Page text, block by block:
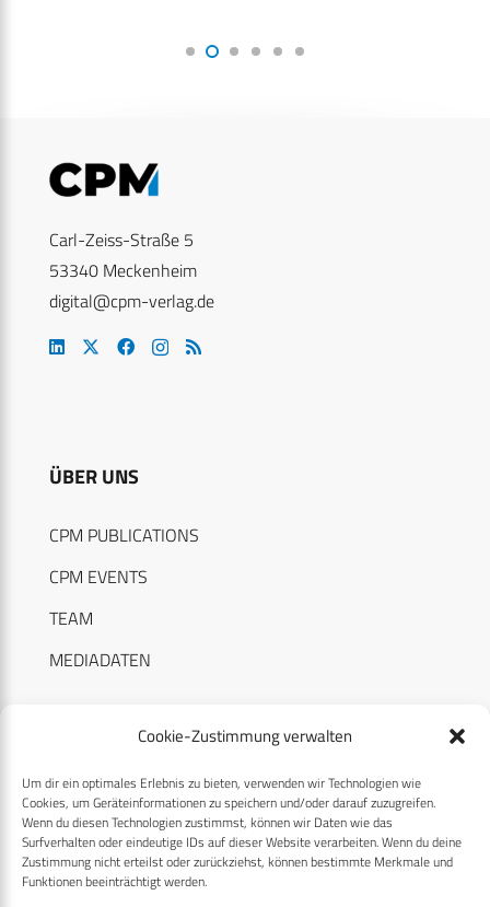
Cookie-Zustimmung verwalten
Um dir ein optimales Erlebnis zu bieten, verwenden wir Technologien wie
Cookies, um Geräteinformationen zu speichern und/oder darauf zuzugreifen.
Wenn du diesen Technologien zustimmst, können wir Daten wie das
Surfverhalten oder eindeutige IDs auf dieser Website verarbeiten. Wenn du deine
Zustimmung nicht erteilst oder zurückziehst, können bestimmte Merkmale und
Funktionen beeinträchtigt werden.
Carl-Zeiss-Straße 5
53340 Meckenheim
digital@cpm-verlag.de
ÜBER UNS
CPM PUBLICATIONS
CPM EVENTS
TEAM
MEDIADATEN
RECHTLICHES
Datenschutzerklärung
Cookie-Richtlinie (EU)